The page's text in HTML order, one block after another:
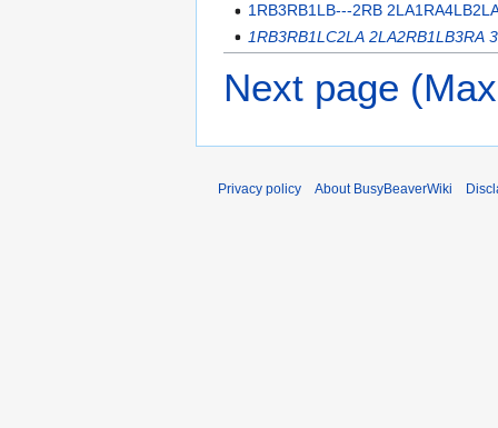
1RB3RB1LB---2RB
1RB3RB1LC2LA 2LA2RB1LB3RA
Next page
Privacy policy About BusyBeaverWiki